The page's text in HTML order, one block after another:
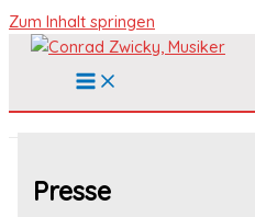
Zum Inhalt springen
Presse